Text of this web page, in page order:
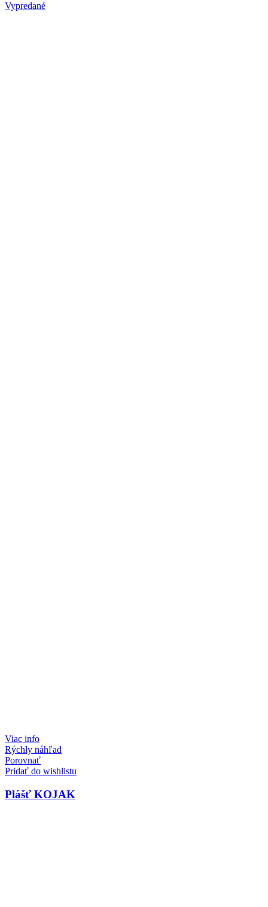
Vypredané
Viac info
Rýchly náhľad
Porovnať
Pridať do wishlistu
Plášť KOJAK